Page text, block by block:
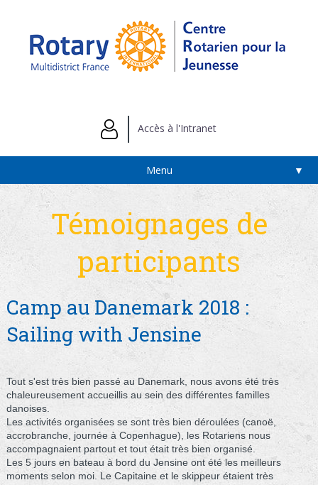
Accès à l'Intranet
Menu ▼
Témoignages de
participants
Camp au Danemark 2018 :
Sailing with Jensine
Tout s'est très bien passé au Danemark, nous avons été très
chaleureusement accueillis au sein des différentes familles
danoises.
Les activités organisées se sont très bien déroulées (canoë,
accrobranche, journée à Copenhague), les Rotariens nous
accompagnaient partout et tout était très bien organisé.
Les 5 jours en bateau à bord du Jensine ont été les meilleurs
moments selon moi. Le Capitaine et le skippeur étaient très